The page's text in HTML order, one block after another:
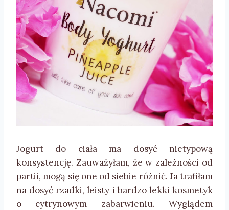
Jogurt do ciała ma dosyć nietypową
konsystencję. Zauważyłam, że w zależności od
partii, mogą się one od siebie różnić. Ja trafiłam
na dosyć rzadki, leisty i bardzo lekki kosmetyk
o cytrynowym zabarwieniu. Wyglądem